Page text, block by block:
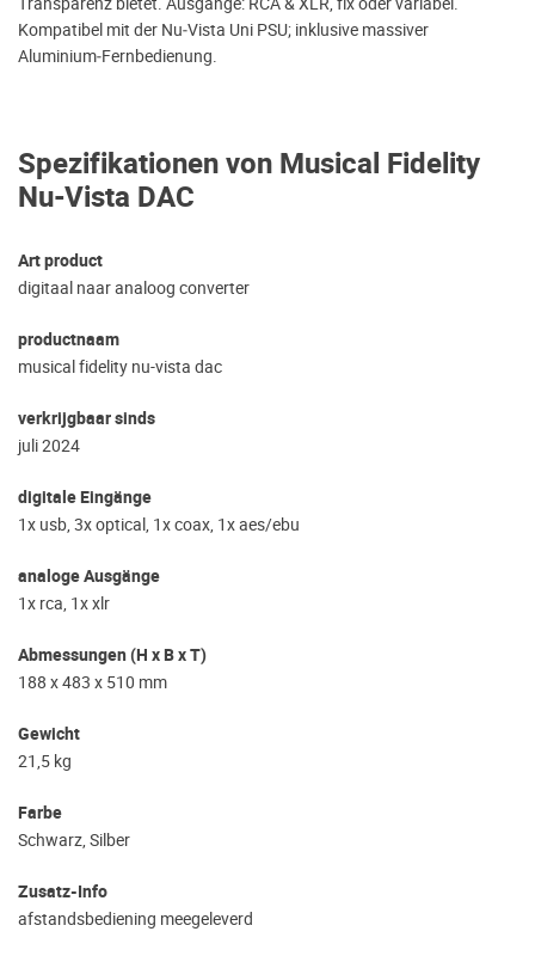
Spezifikationen von Musical Fidelity
Nu-Vista DAC
Art product
digitaal naar analoog converter
productnaam
musical fidelity nu-vista dac
verkrijgbaar sinds
juli 2024
digitale Eingänge
1x usb, 3x optical, 1x coax, 1x aes/ebu
analoge Ausgänge
1x rca, 1x xlr
Abmessungen (H x B x T)
188 x 483 x 510 mm
Gewicht
21,5 kg
Farbe
Schwarz, Silber
Zusatz-Info
afstandsbediening meegeleverd
Kompatibel mit der Nu‑Vista Uni PSU; inklusive massiver
Aluminium‑Fernbedienung.